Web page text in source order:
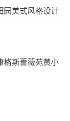
园美式风格设计